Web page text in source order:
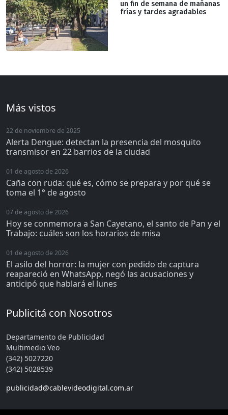
un fin de semana de mañanas
frías y tardes agradables
Más vistos
22 de noviembre de 2025
Alerta Dengue: detectan la presencia del mosquito
transmisor en 22 barrios de la ciudad
01 de agosto de 2026
Caña con ruda: qué es, cómo se prepara y por qué se
toma el 1° de agosto
07 de agosto de 2026
Hoy se conmemora a San Cayetano, el santo de Pan y el
Trabajo: cuáles son los horarios de misa
01 de agosto de 2026
El asilo del horror: la mujer con pedido de captura
reapareció en WhatsApp, negó las acusaciones y
anticipó que hablará el lunes
Publicitá con Nosotros
Departamento de Publicidad
Multimedio Veo
(342) 5027220
(342) 5028539
publicidad@cablevideodigital.com.ar